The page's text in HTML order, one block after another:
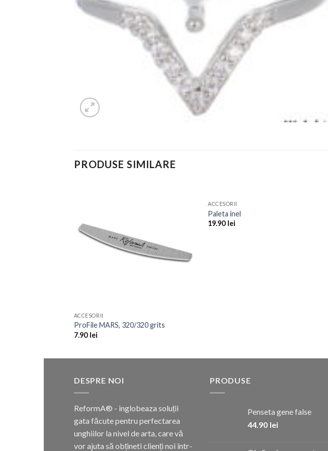
PRODUSE SIMILARE
ACCESORII
ProFile MARS, 320/320 grits
7.90 lei
ACCESORII
Paleta inel
19.90 lei
DESPRE NOI
ReformA® - inglobeaza soluții
gata făcute pentru perfectarea
unghiilor la nivel de arta, care vă
vor ajuta să obțineti clienți noi într-
PRODUSE
Penseta gene false
44.90 lei